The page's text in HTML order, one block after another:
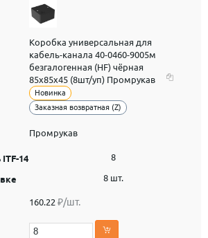
Коробка универсальная для
кабель-канала 40-0460-9005м
безгалогенная (HF) чёрная
85х85х45 (8шт/уп) Промрукав
Новинка
Заказная возвратная (Z)
Промрукав
8
8 шт.
160.22 ₽/шт.